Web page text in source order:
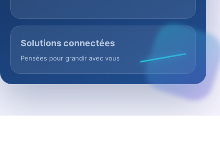
Solutions connectées
Pensées pour grandir avec vous